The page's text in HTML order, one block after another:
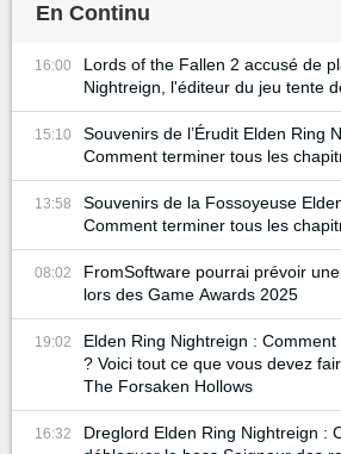
En Continu
16:00
Lords of the Fallen 2 accusé de
Nightreign, l'éditeur du jeu tente
15:10
Souvenirs de l’Érudit Elden Ring
Comment terminer tous les
13:58
Souvenirs de la Fossoyeuse
Comment terminer tous les
08:02
FromSoftware pourrai prévoir
lors des Game Awards 2025
19:02
Elden Ring Nightreign :
? Voici tout ce que vous devez
The Forsaken Hollows
16:32
Dreglord Elden Ring Nightreign :